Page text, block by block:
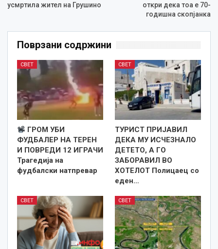
усмртила жител на Грушино
откри дека тоа е 70-
годишна скопјанка
Поврзани содржини
СВЕТ
ГРОМ УБИ
ФУДБАЛЕР НА ТЕРЕН
И ПОВРЕДИ 12 ИГРАЧИ
Трагедија на
фудбалски натпревар
СВЕТ
ТУРИСТ ПРИЈАВИЛ
ДЕКА МУ ИСЧЕЗНАЛО
ДЕТЕТО, А ГО
ЗАБОРАВИЛ ВО
ХОТЕЛОТ Полицаец со
еден…
СВЕТ СВЕТ